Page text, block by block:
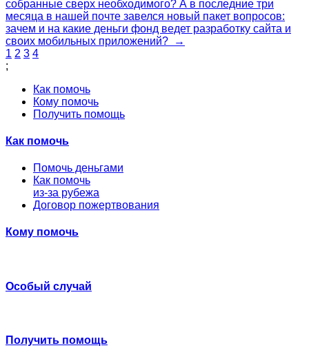
собранные сверх необходимого? А в последние три
месяца в нашей почте завелся новый пакет вопросов:
зачем и на какие деньги фонд ведет разработку сайта и
своих мобильных приложений? →
1 2 3 4
;
Как помочь
Кому помочь
Получить помощь
Как помочь
Помочь деньгами
Как помочь
из-за рубежа
Договор пожертвования
Кому помочь
Особый случай
Получить помощь